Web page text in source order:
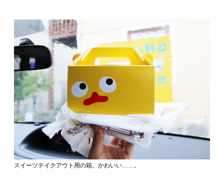
スイーツテイクアウト用の箱。かわいい……。